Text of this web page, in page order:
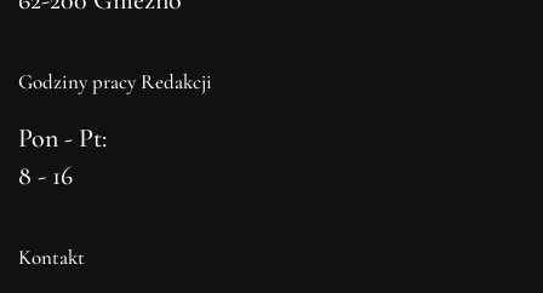
Godziny pracy Redakcji
Pon - Pt:
8 - 16
Kontakt